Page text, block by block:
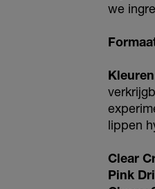
we
lippen
Clear
Pink